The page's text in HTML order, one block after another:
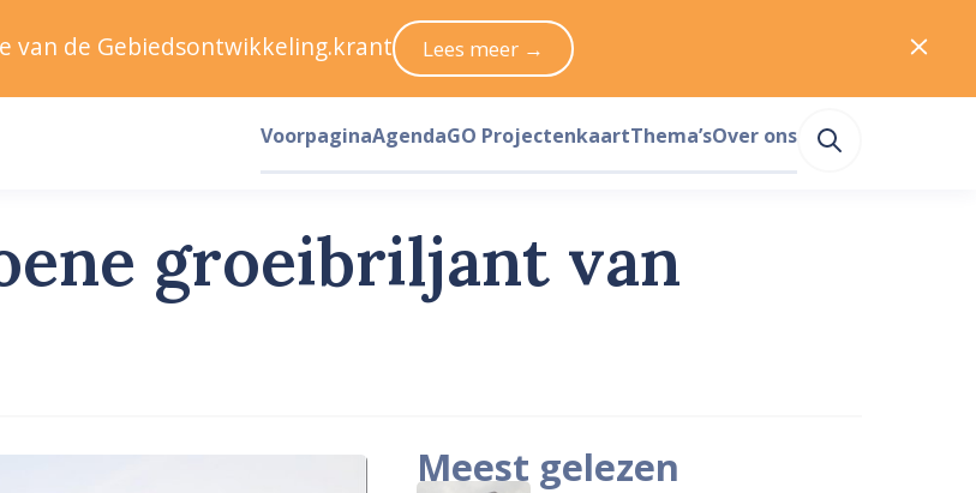
groeibriljant van
Meest gelezen
van de Gebiedsontwikkeling.krant Lees meer →
VoorpaginaAgendaGO ProjectenkaartThema’sOver ons